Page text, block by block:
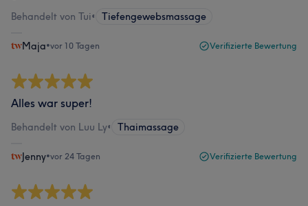
Behandelt von Tui• Tiefengewebsmassage
Maja•vor 10 Tagen Verifizierte Bewertung
Alles war super!
Behandelt von Luu Ly• Thaimassage
Jenny•vor 24 Tagen Verifizierte Bewertung